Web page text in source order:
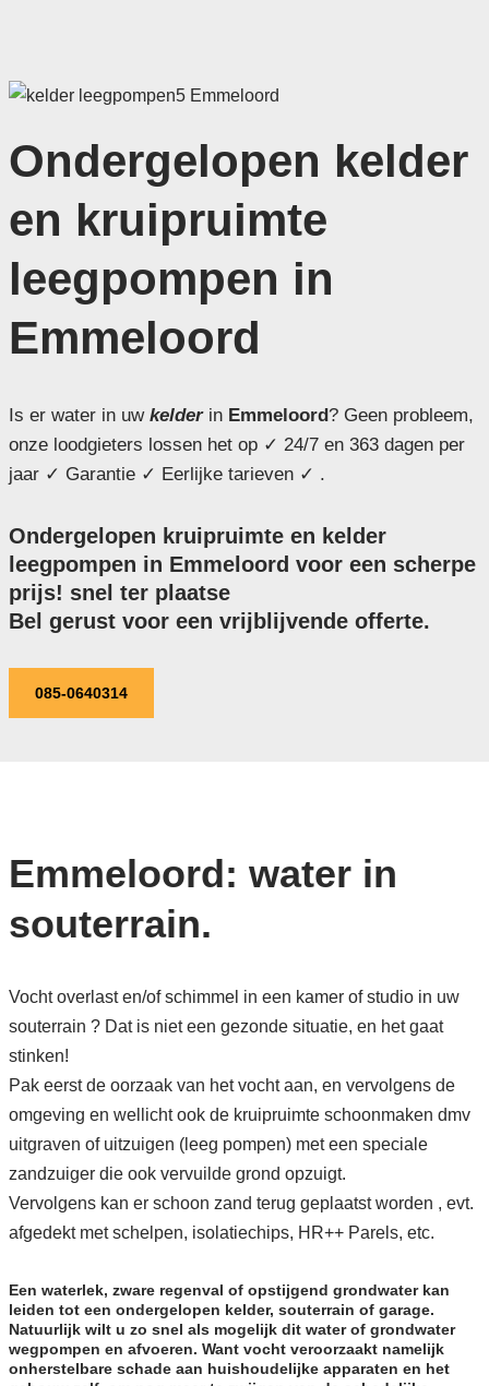
Ondergelopen kelder
en kruipruimte
leegpompen in
Emmeloord
Is er water in uw kelderin Emmeloord? Geen probleem,
onze loodgieters lossen het op ✓ 24/7 en 363 dagen per
jaar ✓ Garantie ✓ Eerlijke tarieven ✓ .
Ondergelopen kruipruimte en kelder
leegpompen in Emmeloord voor een scherpe
prijs! snel ter plaatse
Bel gerust voor een vrijblijvende offerte.
085-0640314
Emmeloord: water in
souterrain.
Vocht overlast en/of schimmel in een kamer of studio in uw
souterrain ? Dat is niet een gezonde situatie, en het gaat
stinken!
Pak eerst de oorzaak van het vocht aan, en vervolgens de
omgeving en wellicht ook de kruipruimte schoonmaken dmv
uitgraven of uitzuigen (leeg pompen) met een speciale
zandzuiger die ook vervuilde grond opzuigt.
Vervolgens kan er schoon zand terug geplaatst worden , evt.
afgedekt met schelpen, isolatiechips, HR++ Parels, etc.
Een waterlek, zware regenval of opstijgend grondwater kan
leiden tot een ondergelopen kelder, souterrain of garage.
Natuurlijk wilt u zo snel als mogelijk dit water of grondwater
wegpompen en afvoeren. Want vocht veroorzaakt namelijk
onherstelbare schade aan huishoudelijke apparaten en het